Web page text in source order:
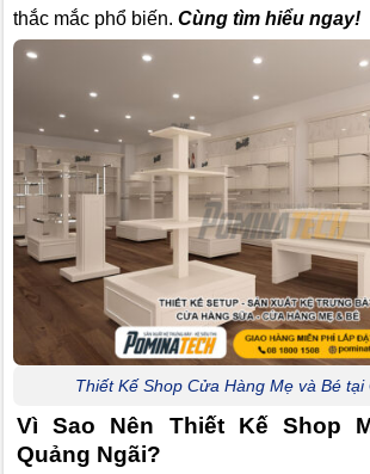
thắc mắc phổ biến. Cùng tìm hiểu ngay!
Thiết Kế Shop Cửa Hàng Mẹ và Bé tại
Vì Sao Nên Thiết Kế Shop
Quảng Ngãi?